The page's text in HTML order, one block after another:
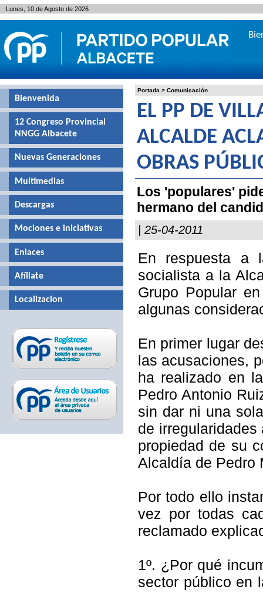
Portada > Comunicación
EL PP DE
ALCALDE
OBRAS
Los 'populares'
hermano del
| 25-04-2011
En respuesta a
socialista a la
Grupo Popular
algunas
En primer lugar
las acusaciones,
ha realizado en
Pedro Antonio
sin dar ni una
de
propiedad de su
Alcaldía de Pedro
Por todo ello
vez por todas
reclamado
1º. ¿Por qué
sector público en
Bienvenida
12 Congreso Provincial
NNGG Albacete
Nuevas Generaciones
Multimedias
Descargas
Mociones e iniciativas
Enlaces
Afíliate
Localizacion
Lunes, 10 de Agosto de 2026